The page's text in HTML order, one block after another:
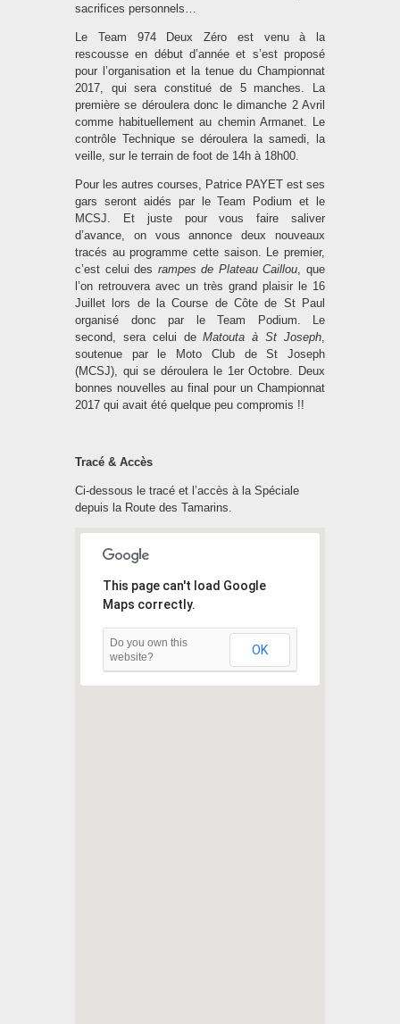
sacrifices personnels…
Le Team 974 Deux Zéro est venu à la
rescousse en début d’année et s’est proposé
pour l’organisation et la tenue du Championnat
2017, qui sera constitué de 5 manches. La
première se déroulera donc le dimanche 2 Avril
comme habituellement au chemin Armanet. Le
contrôle Technique se déroulera la samedi, la
veille, sur le terrain de foot de 14h à 18h00.
Pour les autres courses, Patrice PAYET est ses
gars seront aidés par le Team Podium et le
MCSJ. Et juste pour vous faire saliver
d’avance, on vous annonce deux nouveaux
tracés au programme cette saison. Le premier,
c’est celui des rampes de Plateau Caillou, que
l’on retrouvera avec un très grand plaisir le 16
Juillet lors de la Course de Côte de St Paul
organisé donc par le Team Podium. Le
second, sera celui deMatouta à St Joseph,
soutenue par le Moto Club de St Joseph
(MCSJ), qui se déroulera le 1er Octobre. Deux
bonnes nouvelles au final pour un Championnat
2017 qui avait été quelque peu compromis !!
Tracé & Accès
Ci-dessous le tracé et l’accès à la Spéciale
depuis la Route des Tamarins.
This page can't load Google
Maps correctly.
Do you own this
website?
OK